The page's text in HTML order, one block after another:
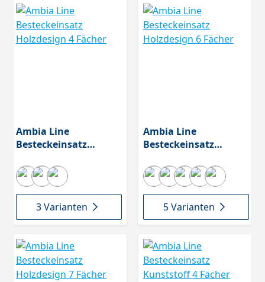
Ambia Line
Besteckeinsatz
3 Varianten
Ambia Line
Besteckeinsatz
5 Varianten